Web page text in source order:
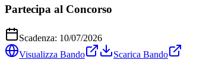
Partecipa al Concorso
Scadenza: 10/07/2026
Visualizza Bando
Scarica Bando